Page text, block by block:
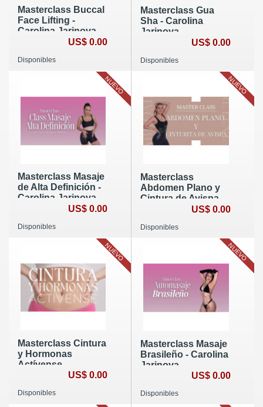
Masterclass Buccal
Face Lifting -
Carolina Jarinova
US$ 0.00
Disponibles
Masterclass Gua
Sha - Carolina
Jarinova
US$ 0.00
Disponibles
Masterclass Masaje
de Alta Definición -
Carolina Jarinova
US$ 0.00
Disponibles
NUEVO
Masterclass
Abdomen Plano y
Cintura de Avispa -
Carolina Jarinova
US$ 0.00
Disponibles
NUEVO
Masterclass Cintura
y Hormonas
Actívense -
Carolina Jarinova
US$ 0.00
Disponibles
NUEVO
Masterclass Masaje
Brasileño - Carolina
Jarinova
US$ 0.00
Disponibles
NUEVO